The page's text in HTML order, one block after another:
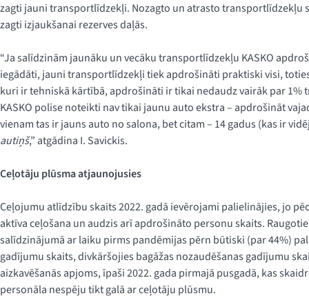
zagti jauni transportlīdzekļi. Nozagto un atrasto transportlīdzekļu
zagti izjaukšanai rezerves daļās.
“Ja salīdzinām jaunāku un vecāku transportlīdzekļu KASKO
iegādāti, jauni transportlīdzekļi tiek apdrošināti praktiski visi,
kuri ir tehniskā kārtībā, apdrošināti ir tikai nedaudz vairāk par 1%
KASKO polise noteikti nav tikai jaunu auto ekstra – apdrošināt
vienam tas ir jauns auto no salona, bet citam – 14 gadus (kas ir
autiņš,” atgādina I. Savickis.
Ceļotāju plūsma atjaunojusies
Ceļojumu atlīdzību skaits 2022. gadā ievērojami palielinājies, jo
aktīva ceļošana un audzis arī apdrošināto personu skaits.
salīdzinājumā ar laiku pirms pandēmijas pērn būtiski (par 44%)
gadījumu skaits, divkāršojies bagāžas nozaudēšanas gadījumu
aizkavēšanās apjoms, īpaši 2022. gada pirmajā pusgadā, kas
personāla nespēju tikt galā ar ceļotāju plūsmu.